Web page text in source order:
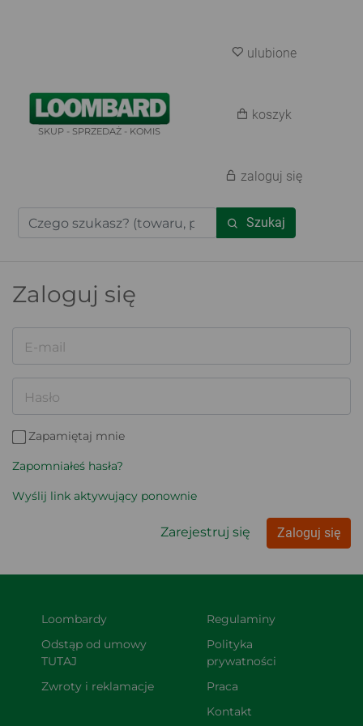
SKUP - SPRZEDAŻ - KOMIS
Szukaj
ulubione
koszyk
zaloguj się
Zaloguj się
E-mail
Hasło
Zapamiętaj mnie
Zapomniałeś hasła?
Wyślij link aktywujący ponownie
Zarejestruj się Zaloguj się
Loombardy
Odstąp od umowy
TUTAJ
Zwroty i reklamacje
Regulaminy
Polityka
prywatności
Praca
Kontakt